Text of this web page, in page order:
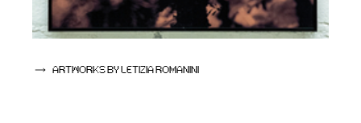
ARTWORKS BY LETIZIA ROMANINI